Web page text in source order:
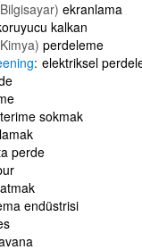
ekranlama
kalkan
perdeleme
elektriksel
sokmak
perde
endüstrisi